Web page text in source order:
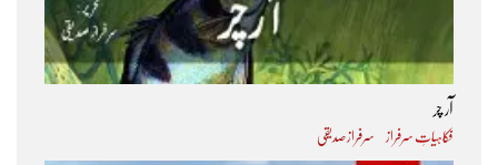
آر چر
فکاہیاتِ سرفراز سرفراز صدیقی